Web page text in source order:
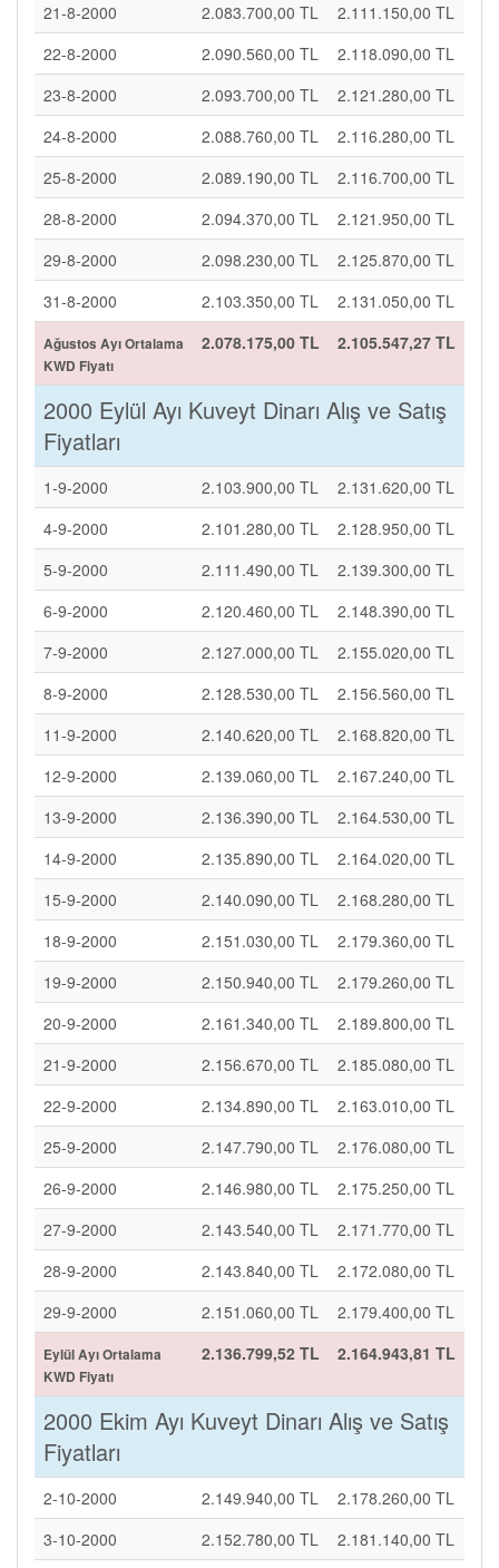
21-8-2000
2.083.700,00 TL
2.111.150,00 TL
22-8-2000
2.090.560,00 TL
2.118.090,00 TL
23-8-2000
2.093.700,00 TL
2.121.280,00 TL
24-8-2000
2.088.760,00 TL
2.116.280,00 TL
25-8-2000
2.089.190,00 TL
2.116.700,00 TL
28-8-2000
2.094.370,00 TL
2.121.950,00 TL
29-8-2000
2.098.230,00 TL
2.125.870,00 TL
31-8-2000
2.103.350,00 TL 2.131.050,00 TL
Ağustos Ayı Ortalama
KWD Fiyatı
2.078.175,00 TL 2.105.547,27 TL
2000 Eylül Ayı Kuveyt Dinarı Alış ve Satış
Fiyatları
1-9-2000 2.103.900,00 TL
2.131.620,00 TL
4-9-2000
2.101.280,00 TL
2.128.950,00 TL
5-9-2000
2.111.490,00 TL
2.139.300,00 TL
6-9-2000
2.120.460,00 TL
2.148.390,00 TL
7-9-2000
2.127.000,00 TL
2.155.020,00 TL
8-9-2000
2.128.530,00 TL
2.156.560,00 TL
11-9-2000
2.140.620,00 TL
2.168.820,00 TL
12-9-2000
2.139.060,00 TL
2.167.240,00 TL
13-9-2000
2.136.390,00 TL
2.164.530,00 TL
14-9-2000
2.135.890,00 TL
2.164.020,00 TL
15-9-2000
2.140.090,00 TL
2.168.280,00 TL
18-9-2000
2.151.030,00 TL
2.179.360,00 TL
19-9-2000
2.150.940,00 TL
2.179.260,00 TL
20-9-2000
2.161.340,00 TL
2.189.800,00 TL
21-9-2000
2.156.670,00 TL
2.185.080,00 TL
22-9-2000
2.134.890,00 TL
2.163.010,00 TL
25-9-2000
2.147.790,00 TL
2.176.080,00 TL
26-9-2000
2.146.980,00 TL
2.175.250,00 TL
27-9-2000
2.143.540,00 TL
2.171.770,00 TL
28-9-2000
2.143.840,00 TL
2.172.080,00 TL
29-9-2000
2.151.060,00 TL 2.179.400,00 TL
Eylül Ayı Ortalama
KWD Fiyatı
2.136.799,52 TL 2.164.943,81 TL
2000 Ekim Ayı Kuveyt Dinarı Alış ve Satış
Fiyatları
2-10-2000 2.149.940,00 TL
2.178.260,00 TL
3-10-2000
2.152.780,00 TL
2.181.140,00 TL